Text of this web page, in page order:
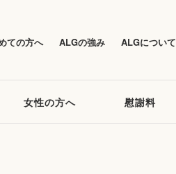
ての方へ ALGの強み ALGについて
女性の方へ 慰謝料